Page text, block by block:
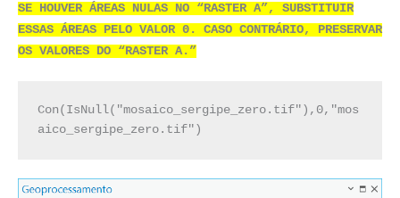
SE HOUVER ÁREAS NULAS NO “RASTER A”, SUBSTITUIR
ESSAS ÁREAS PELO VALOR 0. CASO CONTRÁRIO, PRESERVAR
OS VALORES DO “RASTER A.”
Con(IsNull("mosaico_sergipe_zero.tif"),0,"mos
aico_sergipe_zero.tif")